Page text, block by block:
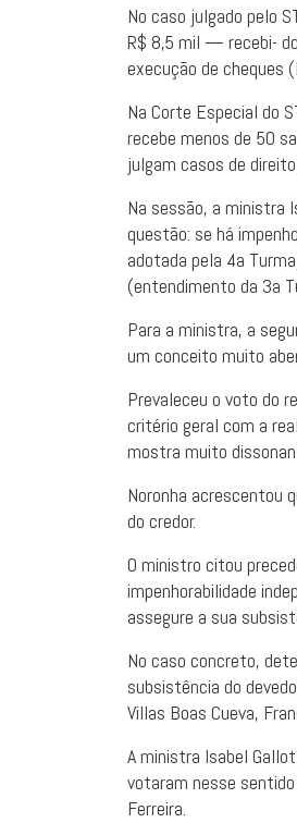
No caso julgado pelo
R$ 8,5 mil — recebi-
execução de cheques
Na Corte Especial do
recebe menos de 50
julgam casos de
Na sessão, a ministra
questão: se há
adotada pela 4a
(entendimento da 3a
Para a ministra, a
um conceito muito
Prevaleceu o voto do
critério geral com a
mostra muito
Noronha acrescentou
do credor.
O ministro citou
impenhorabilidade
assegure a sua
No caso concreto,
subsistência do
Villas Boas Cueva,
A ministra Isabel
votaram nesse
Ferreira.